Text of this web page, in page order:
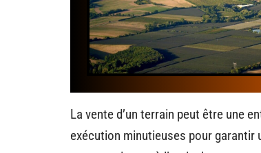
La vente d’un terrain peut être une
exécution minutieuses pour